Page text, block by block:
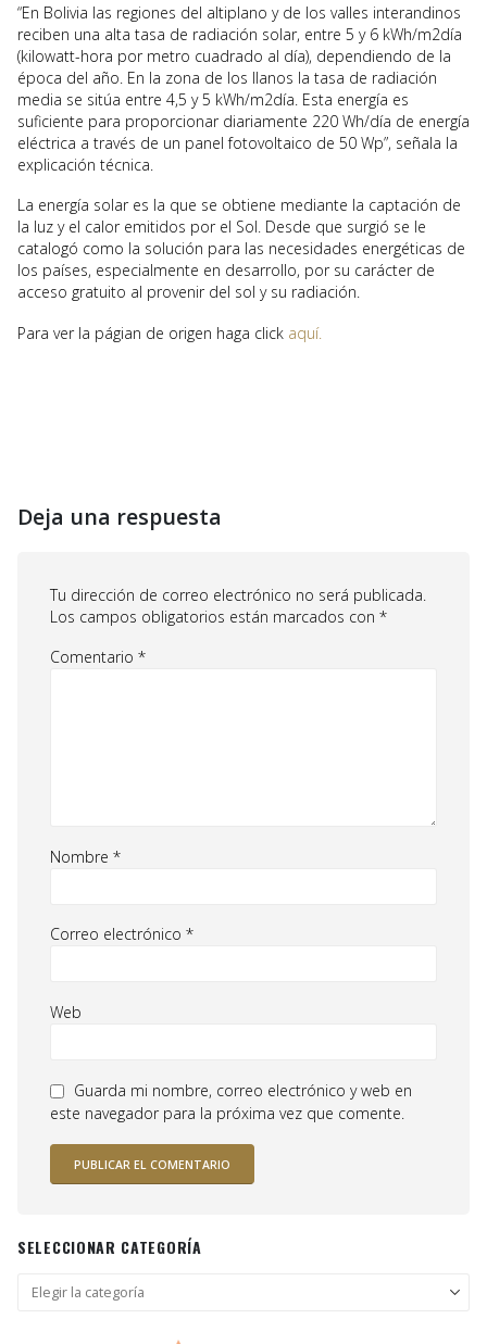
“En Bolivia las regiones del altiplano y de los valles interandinos
reciben una alta tasa de radiación solar, entre 5 y 6 kWh/m2día
(kilowatt-hora por metro cuadrado al día), dependiendo de la
época del año. En la zona de los llanos la tasa de radiación
media se sitúa entre 4,5 y 5 kWh/m2día. Esta energía es
suficiente para proporcionar diariamente 220 Wh/día de energía
eléctrica a través de un panel fotovoltaico de 50 Wp”, señala la
explicación técnica.
La energía solar es la que se obtiene mediante la captación de
la luz y el calor emitidos por el Sol. Desde que surgió se le
catalogó como la solución para las necesidades energéticas de
los países, especialmente en desarrollo, por su carácter de
acceso gratuito al provenir del sol y su radiación.
Para ver la págian de origen haga click aquí.
Deja una respuesta
Tu dirección de correo electrónico no será publicada.
Los campos obligatorios están marcados con *
Comentario *
Nombre *
Correo electrónico *
Web
Guarda mi nombre, correo electrónico y web en
este navegador para la próxima vez que comente.
SELECCIONAR CATEGORÍA
Seleccionar
categoría